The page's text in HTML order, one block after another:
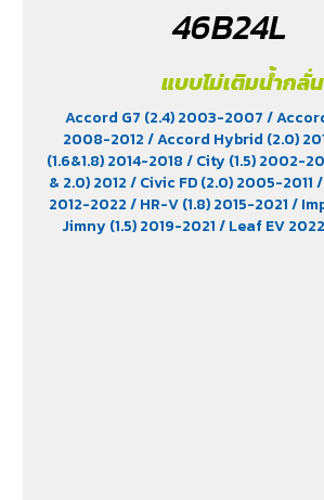
46B24L
แบบไม่เติมน้ำกลั่น
Accord G7 (2.4) 2003-2007/
2008-2012/ Accord Hybrid (2.0)
(1.6&1.8) 2014-2018/ City (1.5) 2002-
& 2.0) 2012/ Civic FD (2.0) 2005-2011/
2012-2022/ HR-V (1.8) 2015-2021/
Jimny (1.5) 2019-2021/ Leaf EV 2022
/ Xpander Cross